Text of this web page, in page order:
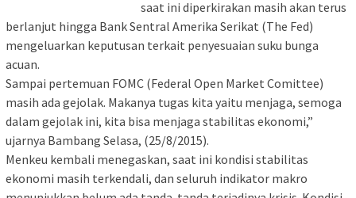
saat ini diperkirakan masih akan terus
berlanjut hingga Bank Sentral Amerika Serikat (The Fed)
mengeluarkan keputusan terkait penyesuaian suku bunga
acuan.
Sampai pertemuan FOMC (Federal Open Market Comittee)
masih ada gejolak. Makanya tugas kita yaitu menjaga, semoga
dalam gejolak ini, kita bisa menjaga stabilitas ekonomi,”
ujarnya Bambang Selasa, (25/8/2015).
Menkeu kembali menegaskan, saat ini kondisi stabilitas
ekonomi masih terkendali, dan seluruh indikator makro